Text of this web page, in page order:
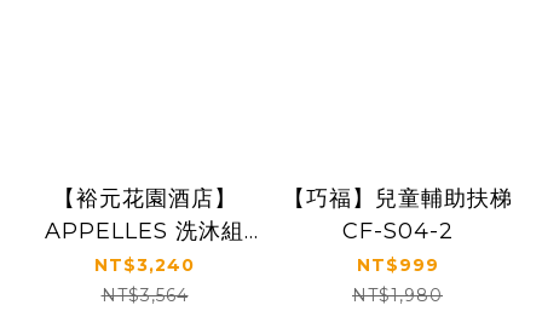
【裕元花園酒店】
APPELLES 洗沐組
(沐浴乳*2+洗髮乳*2)
NT$3,240
NT$3,564
【巧福】兒童輔助扶梯
CF-S04-2
NT$999
NT$1,980